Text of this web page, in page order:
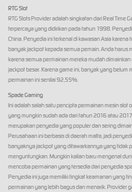
RTG Slot
RTG Slots Provider adalah singkatan dari Real Time
terpercaya yang didirikan pada tahun 1998.
China. Penyedia ini terkenal di kawasan Asia
banyak jackpot kepada semua pemain. Anda harus
karena semua permainan mereka mudah
jackpot besar. Karena game ini, banyak yang belum
permainan ini senilai 92,55%.
Spade Gaming
Ini adalah salah satu pencipta permainan mesin slot
yang mungkin sudah ada dari tahun 2016 atau
merupakan penyedia yang populer dan sering
Perusahaan ini berbasis di daerah malta, jadi
banyaknya jackpot yang ditawarkannya yang tidak
menguntungkan. Mungkin kalian baru mengenal
mencoba permainan yang tersedia dari penyedia
Penyedia ini juga memiliki tingkat keamanan yang
permainan yang lebih bagus dan menarik. Provider